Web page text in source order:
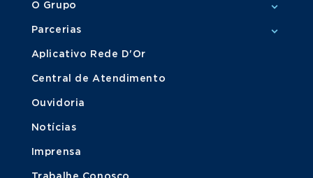
O Grupo
Parcerias
Aplicativo Rede D'Or
Central de Atendimento
Ouvidoria
Notícias
Imprensa